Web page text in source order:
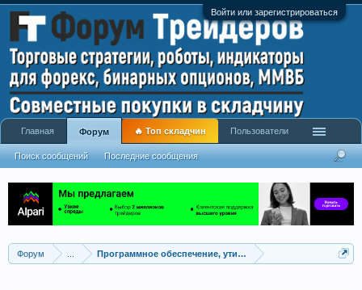
Войти или зарегистрироваться
Форум Программное обеспечение, утилиты для трейдинга
Главная Форум
Поиск сообщений Последние сообщения
🔥 Топ складчин Пользователи